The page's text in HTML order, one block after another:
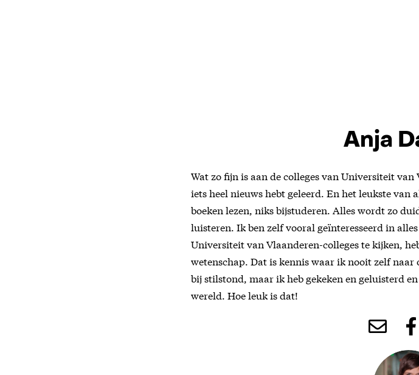
Anja
Wat zo fijn is aan de colleges van Universiteit
iets heel nieuws hebt geleerd. En het leukste van
boeken lezen, niks bijstuderen. Alles wordt zo
luisteren. Ik ben zelf vooral geïnteresseerd in
Universiteit van Vlaanderen-colleges te kijken,
wetenschap. Dat is kennis waar ik nooit zelf
bij stilstond, maar ik heb gekeken en geluisterd
wereld. Hoe leuk is dat!